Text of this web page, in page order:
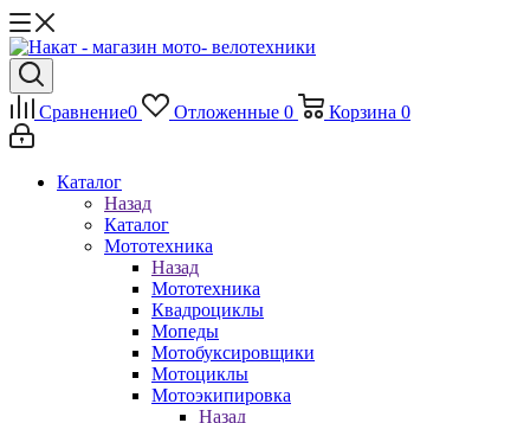
Сравнение0 Отложенные 0 Корзина 0
Каталог
Назад
Каталог
Мототехника
Назад
Мототехника
Квадроциклы
Мопеды
Мотобуксировщики
Мотоциклы
Мотоэкипировка
Назад